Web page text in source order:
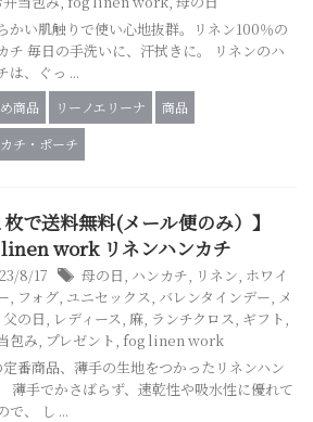
かい肌触りで使い心地抜群。リネン100％の
チ 毎日の手洗いに、汗拭きに。 リネンのハ
は、ぐっ ...
商品 リーノエリーナ
商品
チ・ポーチ
枚で送料無料(メール便のみ）】
work リネンハンカチ
8/17 母の日, ハンカチ, リネン, ホワイ
, フォグ, ユニセックス, バレンタインデー, メ
父の日, レディース, 麻, ランチクロス, ギフト,
包み, プレゼント, fog linen work
番商品、薄手の生地をつかったリネンハン
薄手でかさばらず、速乾性や吸水性に優れて
で、 し ...